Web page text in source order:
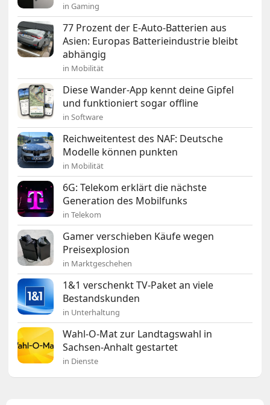
in Gaming
77 Prozent der E-Auto-Batterien aus
Asien: Europas Batterieindustrie bleibt
abhängig
in Mobilität
Diese Wander-App kennt deine Gipfel
und funktioniert sogar offline
in Software
Reichweitentest des NAF: Deutsche
Modelle können punkten
in Mobilität
6G: Telekom erklärt die nächste
Generation des Mobilfunks
in Telekom
Gamer verschieben Käufe wegen
Preisexplosion
in Marktgeschehen
1&1 verschenkt TV-Paket an viele
Bestandskunden
in Unterhaltung
Wahl-O-Mat zur Landtagswahl in
Sachsen-Anhalt gestartet
in Dienste